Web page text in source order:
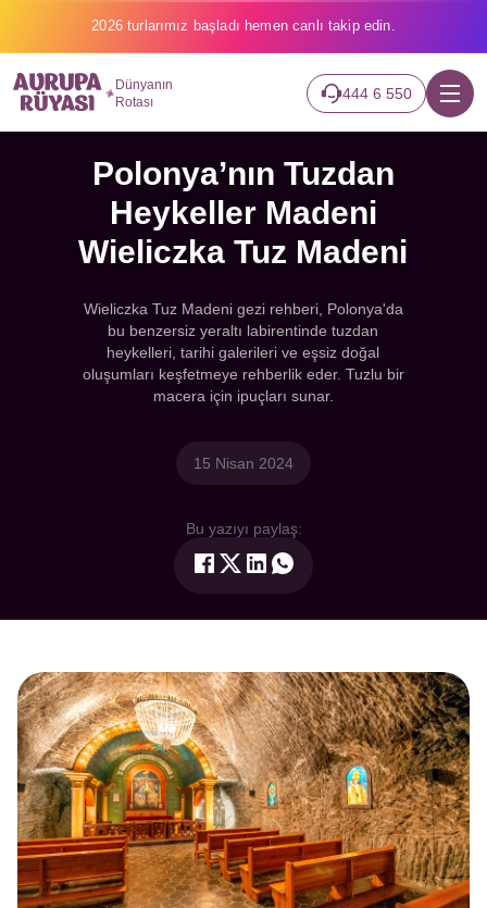
2026 turlarımız başladı hemen canlı takip edin.
Dünyanın
Rotası
444 6 550
Polonya’nın Tuzdan
Heykeller Madeni
Wieliczka Tuz Madeni
Wieliczka Tuz Madeni gezi rehberi, Polonya'da
bu benzersiz yeraltı labirentinde tuzdan
heykelleri, tarihi galerileri ve eşsiz doğal
oluşumları keşfetmeye rehberlik eder. Tuzlu bir
macera için ipuçları sunar.
15 Nisan 2024
Bu yazıyı paylaş: